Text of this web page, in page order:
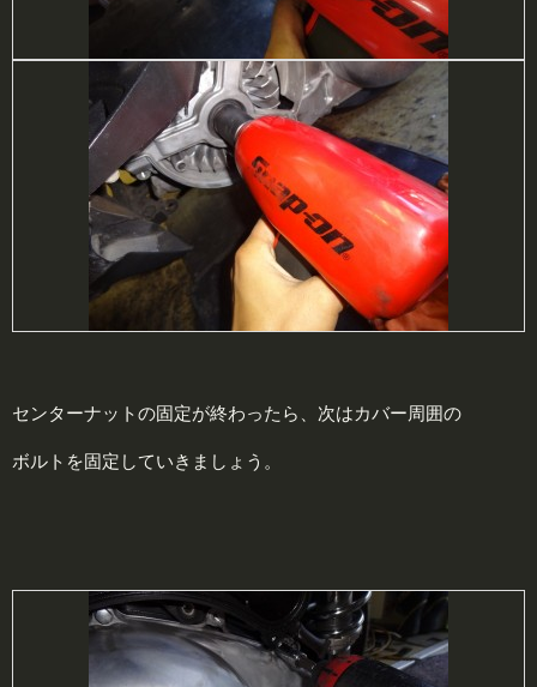
センターナットの固定が終わったら、次はカバー周囲の
ボルトを固定していきましょう。